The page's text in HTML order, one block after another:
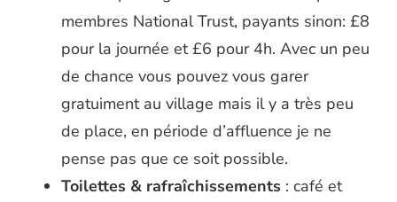
membres National Trust, payants sinon: £8
pour la journée et £6 pour 4h. Avec un peu
de chance vous pouvez vous garer
gratuiment au village mais il y a très peu
de place, en période d’affluence je ne
pense pas que ce soit possible.
Toilettes & rafraîchissements : café et